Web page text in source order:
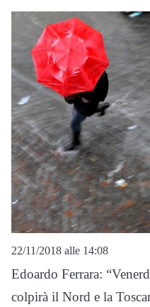
22/11/2018 alle 14:08
Edoardo Ferrara:
colpirà il Nord e la